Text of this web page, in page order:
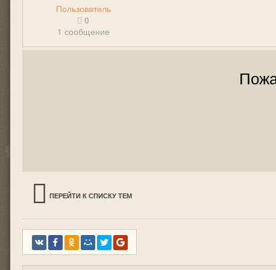
Пользователь
0
1 сообщение
ПЕРЕЙТИ К СПИСКУ ТЕМ